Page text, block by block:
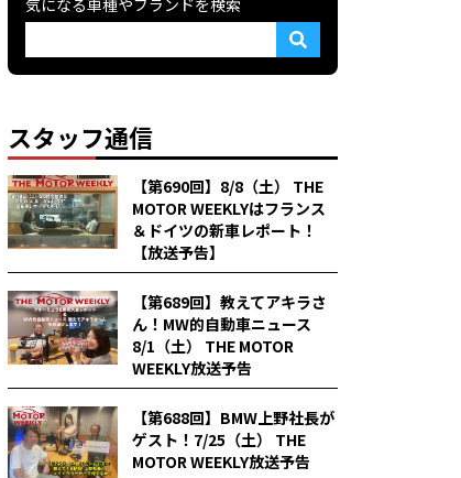
気になる車種やブランドを検索
スタッフ通信
【第690回】8/8（土） THE
MOTOR WEEKLYはフランス
＆ドイツの新車レポート！
【放送予告】
【第689回】教えてアキラさ
ん！MW的自動車ニュース
8/1（土） THE MOTOR
WEEKLY放送予告
【第688回】BMW上野社長が
ゲスト！7/25（土） THE
MOTOR WEEKLY放送予告